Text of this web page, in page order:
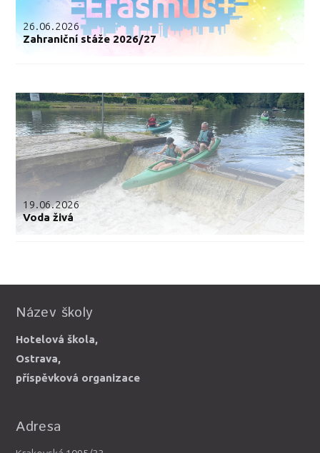
26.06.2026
Zahraniční stáže 2026/27
19.06.2026
Voda živá
Název školy
Hotelová škola,
Ostrava,
příspěvková organizace
Adresa